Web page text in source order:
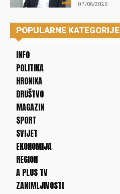
07/08/2026
POPULARNE KATEGORIJE
INFO
POLITIKA
HRONIKA
DRUŠTVO
MAGAZIN
SPORT
SVIJET
EKONOMIJA
REGION
A PLUS TV
ZANIMLJIVOSTI